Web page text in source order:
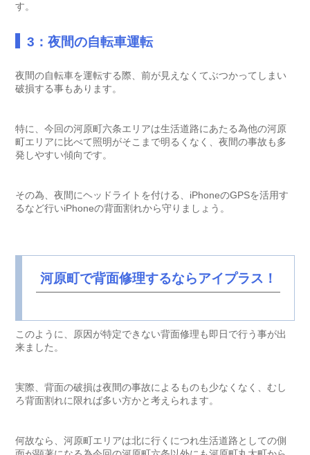
す。
3：夜間の自転車運転
夜間の自転車を運転する際、前が見えなくてぶつかってしまい
破損する事もあります。
特に、今回の河原町六条エリアは生活道路にあたる為他の河原
町エリアに比べて照明がそこまで明るくなく、夜間の事故も多
発しやすい傾向です。
その為、夜間にヘッドライトを付ける、iPhoneのGPSを活用す
るなど行いiPhoneの背面割れから守りましょう。
河原町で背面修理するならアイプラス！
このように、原因が特定できない背面修理も即日で行う事が出
来ました。
実際、背面の破損は夜間の事故によるものも少なくなく、むし
ろ背面割れに限れば多い方かと考えられます。
何故なら、河原町エリアは北に行くにつれ生活道路としての側